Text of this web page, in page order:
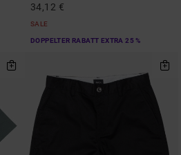
34,12 €
SALE
DOPPELTER RABATT EXTRA 25 %